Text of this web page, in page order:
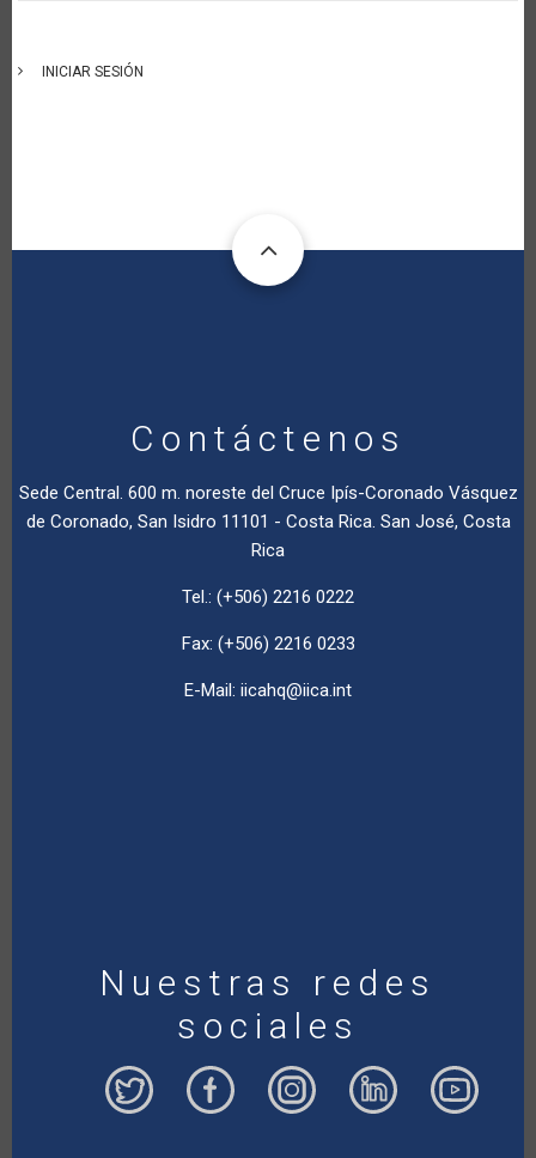
INICIAR SESIÓN
Contáctenos
Sede Central. 600 m. noreste del Cruce Ipís-Coronado Vásquez
de Coronado, San Isidro 11101 - Costa Rica. San José, Costa
Rica
Tel.: (+506) 2216 0222
Fax: (+506) 2216 0233
E-Mail: iicahq@iica.int
Nuestras redes
sociales